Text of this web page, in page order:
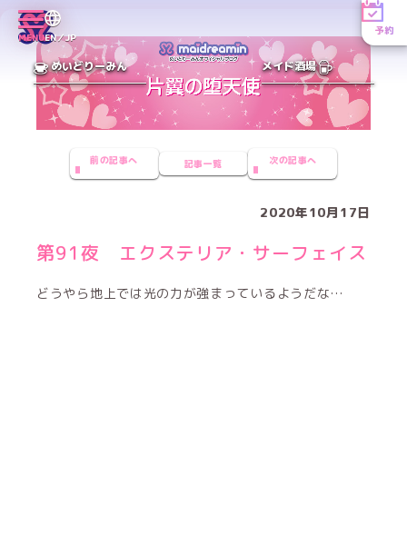
MENUEN／JP
予約
めいどりーみん メイド酒場
前の記事へ 記事一覧 次の記事へ
2020年10月17日
第91夜 エクステリア・サーフェイス
どうやら地上では光の力が強まっているようだな…